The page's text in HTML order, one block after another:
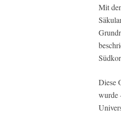
Mit
Diese
wurde